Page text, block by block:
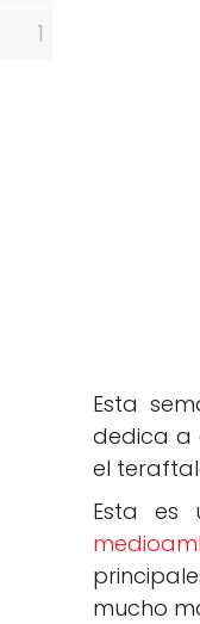
Esta
dedica a
el
Esta es
mucho
1